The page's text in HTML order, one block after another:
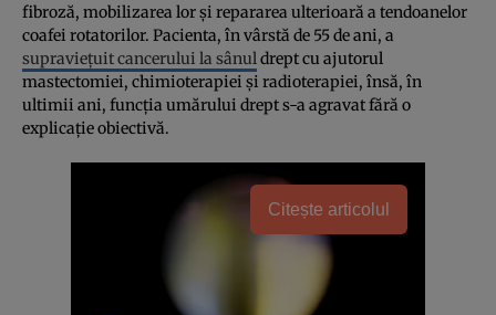
fibroză, mobilizarea lor și repararea ulterioară a tendoanelor
coafei rotatorilor. Pacienta, în vârstă de 55 de ani, a
supraviețuit cancerului la sânuldrept cu ajutorul
mastectomiei, chimioterapiei și radioterapiei, însă, în
ultimii ani, funcția umărului drept s-a agravat fără o
explicație obiectivă.
Citește articolul